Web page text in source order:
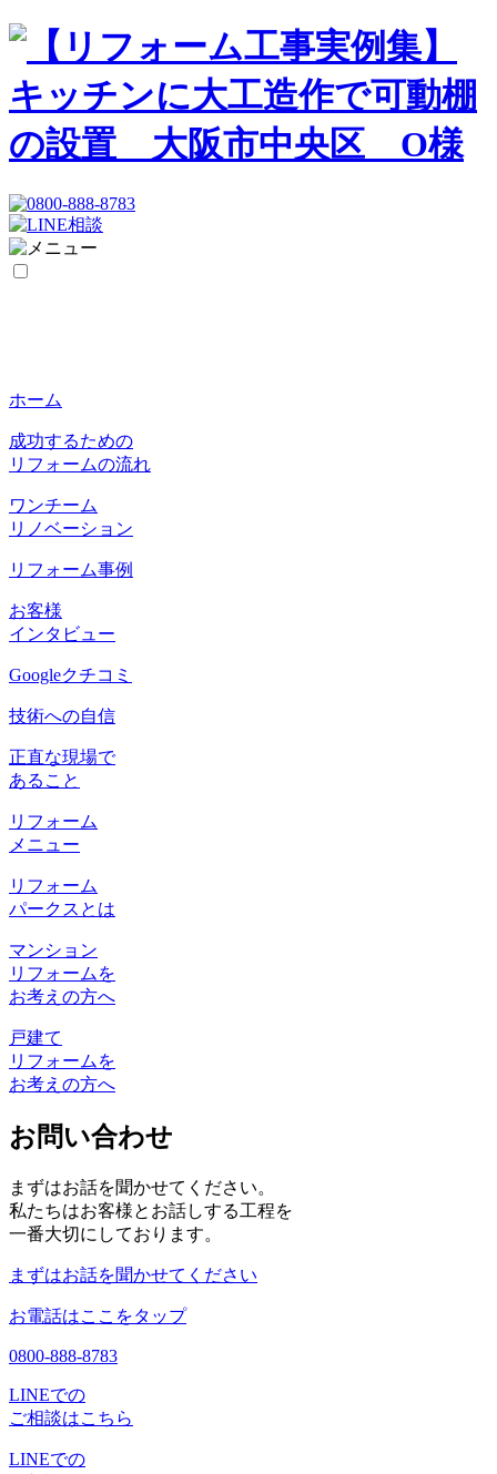
ホーム
成功するための
リフォームの流れ
ワンチーム
リノベーション
リフォーム事例
お客様
インタビュー
Googleクチコミ
技術への自信
正直な現場で
あること
リフォーム
メニュー
リフォーム
パークスとは
マンション
リフォームを
お考えの方へ
戸建て
リフォームを
お考えの方へ
お問い合わせ
まずはお話を聞かせてください。
私たちはお客様とお話しする工程を
一番大切にしております。
まずはお話を聞かせてください
お電話はここをタップ
0800-888-8783
LINEでの
ご相談はこちら
LINEでの